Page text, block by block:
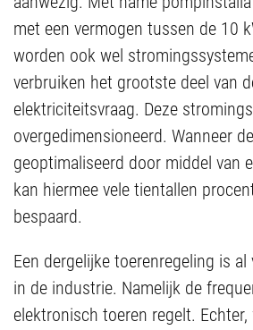
met een vermogen tussen de 10
worden ook wel
verbruiken het grootste deel van
elektriciteitsvraag. Deze
overgedimensioneerd. Wanneer
geoptimaliseerd door middel van
kan hiermee vele tientallen
bespaard.
Een dergelijke toerenregeling is al
in de industrie. Namelijk de
elektronisch toeren regelt.